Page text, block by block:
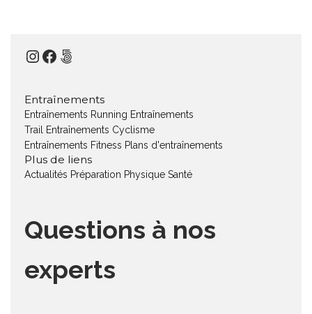
Instagram
Facebook
500px
Entraînements
Entraînements Running Entraînements
Trail
Entraînements Cyclisme
Entraînements Fitness Plans d'entraînements
Plus de liens
Actualités Préparation Physique Santé
Questions à nos
experts